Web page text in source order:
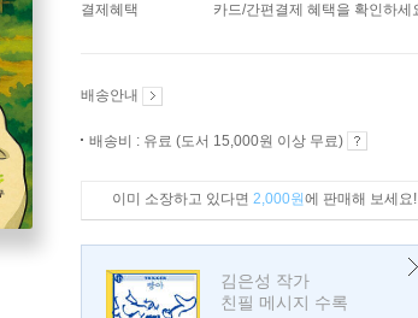
결제혜택 카드/간편결제 혜택을 확인하세
배송안내
배송비 : 유료 (도서 15,000원 이상 무료)
이미 소장하고 있다면 2,000원에 판매해 보세요!
김은성 작가
친필 메시지 수록